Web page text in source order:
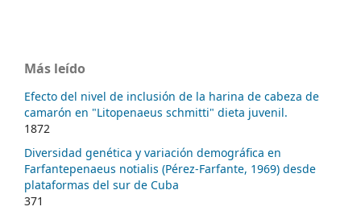
Más leído
Efecto del nivel de inclusión de la harina de cabeza de
camarón en "Litopenaeus schmitti" dieta juvenil.
1872
Diversidad genética y variación demográfica en
Farfantepenaeus notialis (Pérez-Farfante, 1969) desde
plataformas del sur de Cuba
371